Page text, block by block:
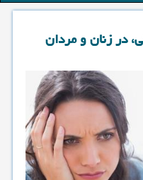
در زنان و مردان